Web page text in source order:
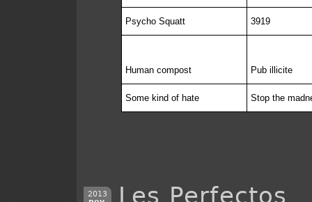
Psycho Squatt 3919
Human compost Pub illicite
Some kind of hate Stop the
2013
Les Perfectos